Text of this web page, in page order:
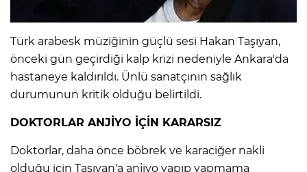
Türk arabesk müziğinin güçlü sesi Hakan Taşıyan,
önceki gün geçirdiği kalp krizi nedeniyle Ankara'da
hastaneye kaldırıldı. Ünlü sanatçının sağlık
durumunun kritik olduğu belirtildi.
DOKTORLAR ANJİYO İÇİN KARARSIZ
Doktorlar, daha önce böbrek ve karaciğer nakli
olduğu için Taşıyan'a anjiyo yapıp yapmama